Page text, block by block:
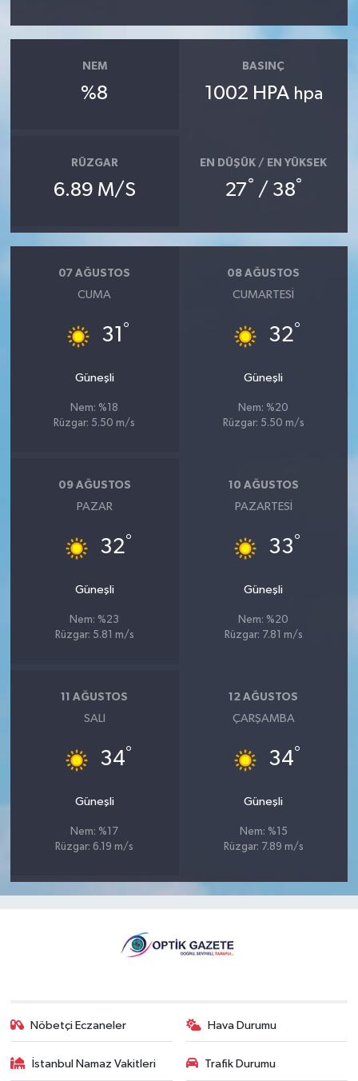
NEM
%8
BASINÇ
1002 HPA hpa
RÜZGAR
6.89 M/S
EN DÜŞÜK / EN YÜKSEK
27° / 38°
07 AĞUSTOS
CUMA
31 °
Güneşli
Nem: %18
Rüzgar: 5.50 m/s
08 AĞUSTOS
CUMARTESI
32°
Güneşli
Nem: %20
Rüzgar: 5.50 m/s
09 AĞUSTOS
PAZAR
32°
Güneşli
Nem: %23
Rüzgar: 5.81 m/s
10 AĞUSTOS
PAZARTESI
33°
Güneşli
Nem: %20
Rüzgar: 7.81 m/s
11 AĞUSTOS
SALI
34°
Güneşli
Nem: %17
Rüzgar: 6.19 m/s
12 AĞUSTOS
ÇARŞAMBA
34°
Güneşli
Nem: %15
Rüzgar: 7.89 m/s
Nöbetçi Eczaneler Hava Durumu
İstanbul Namaz Vakitleri Trafik Durumu